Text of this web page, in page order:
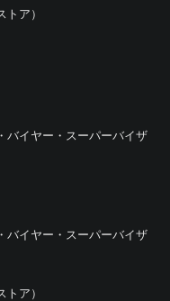
ア）
バイヤー・スーパーバイザ
バイヤー・スーパーバイザ
ア）